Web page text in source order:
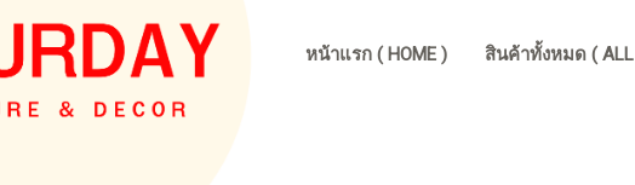
หน้าแรก ( HOME ) สินค้าทั้งหมด ( ALL